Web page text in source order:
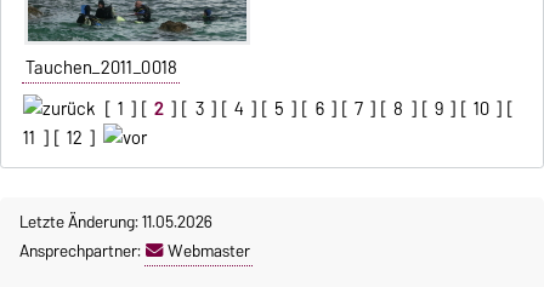
Tauchen_2011_0018
[ 1 ] [ 2 ] [ 3 ] [ 4 ] [ 5 ] [ 6 ] [ 7 ] [ 8 ] [ 9 ] [ 10 ] [
11 ] [ 12 ]
Letzte Änderung: 11.05.2026
Ansprechpartner:
Webmaster